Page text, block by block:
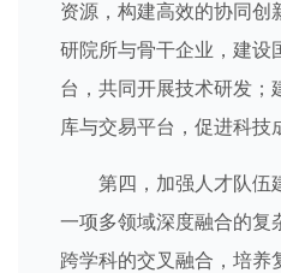
资源，构建高效的协同创
研院所与骨干企业，建设
台，共同开展技术研发；
库与交易平台，促进科技
第四，加强人才队伍
一项多领域深度融合的复
跨学科的交叉融合，培养